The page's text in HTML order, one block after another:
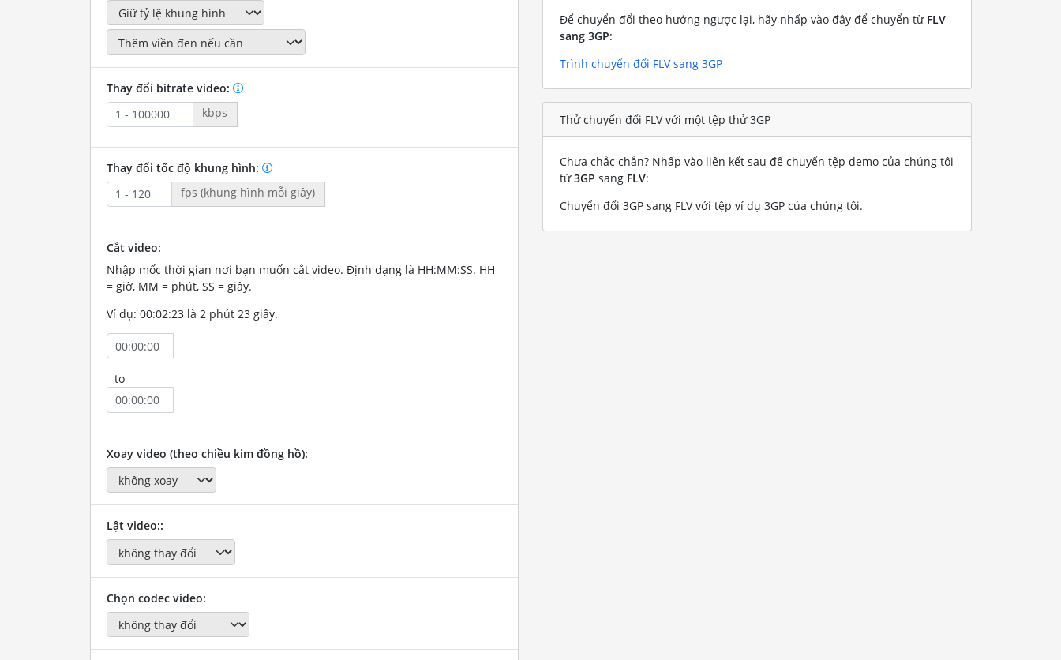
Thay đổi bitrate video:
kbps
Thay đổi tốc độ khung hình:
fps (khung hình mỗi giây)
Cắt video:
Nhập mốc thời gian nơi bạn muốn cắt video. Định dạng là HH:MM:SS. HH
= giờ, MM = phút, SS = giây.
Ví dụ: 00:02:23 là 2 phút 23 giây.
to
Xoay video (theo chiều kim đồng hồ):
Lật video::
Chọn codec video:
Để chuyển đổi theo hướng ngược lại, hãy nhấp vào đây để chuyển từ FLV
sang 3GP:
Trình chuyển đổi FLV sang 3GP
Thử chuyển đổi FLV với một tệp thử 3GP
Chưa chắc chắn? Nhấp vào liên kết sau để chuyển tệp demo của chúng tôi
từ3GP sang FLV:
Chuyển đổi 3GP sang FLV với tệp ví dụ 3GP của chúng tôi.